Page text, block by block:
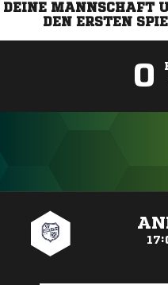
DEINE MANNSCHAFT
DEN ERSTEN
0